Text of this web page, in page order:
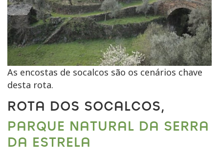
As encostas de socalcos são os cenários chave
desta rota.
ROTA DOS SOCALCOS,
PARQUE NATURAL DA SERRA
DA ESTRELA